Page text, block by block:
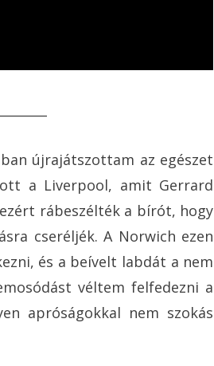
újrajátszottam az egészet
a Liverpool, amit Gerrard
rábeszélték a bírót, hogy
cseréljék. A Norwich ezen
és a beívelt labdát a nem
véltem felfedezni a
apróságokkal nem szokás